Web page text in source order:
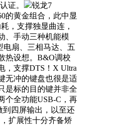
证。
锐龙7
的黄金组合，此中显
，支撑独显曲连，
、手动三种机能模
电扇、三相马达、五
热设想。B&O调校
，支撑DTS！X Ultra
无冲的键盘也很是适
是标的目的键并非全
个全功能USB-C，再
四屏输出，以至还
扩展性十分齐备矫